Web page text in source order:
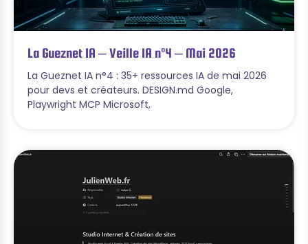
La Gueznet IA – Veille IA n°4 – Mai 2026
La Gueznet IA n°4 : 35+ ressources IA de mai 2026
pour devs et créateurs. DESIGN.md Google,
Playwright MCP Microsoft,